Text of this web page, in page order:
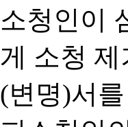
소청인이
게 소청
(변명)서